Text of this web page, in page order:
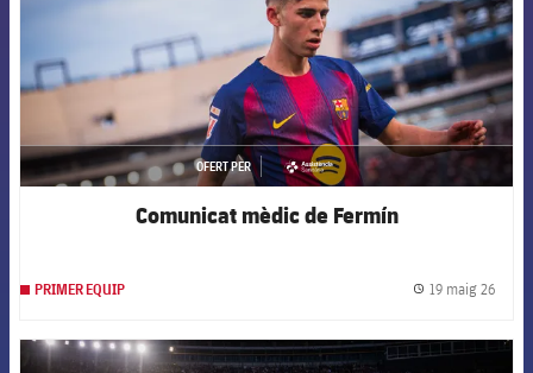
OFERT PER
asistencia
Comunicat mèdic de Fermín
PRIMER EQUIP 19 maig 26
FCB Barcelona badge